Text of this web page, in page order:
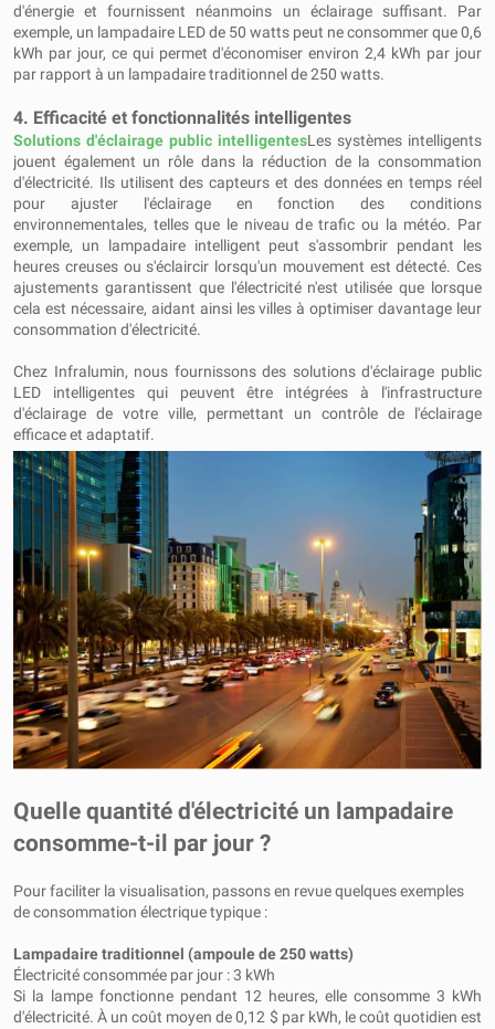
d'énergie et fournissent néanmoins un éclairage suffisant. Par
exemple, un lampadaire LED de 50 watts peut ne consommer que 0,6
kWh par jour, ce qui permet d'économiser environ 2,4 kWh par jour
par rapport à un lampadaire traditionnel de 250 watts.
4. Efficacité et fonctionnalités intelligentes
Solutions d'éclairage public intelligentesLes systèmes intelligents
jouent également un rôle dans la réduction de la consommation
d'électricité. Ils utilisent des capteurs et des données en temps réel
pour ajuster l'éclairage en fonction des conditions
environnementales, telles que le niveau de trafic ou la météo. Par
exemple, un lampadaire intelligent peut s'assombrir pendant les
heures creuses ou s'éclaircir lorsqu'un mouvement est détecté. Ces
ajustements garantissent que l'électricité n'est utilisée que lorsque
cela est nécessaire, aidant ainsi les villes à optimiser davantage leur
consommation d'électricité.
Chez Infralumin, nous fournissons des solutions d'éclairage public
LED intelligentes qui peuvent être intégrées à l'infrastructure
d'éclairage de votre ville, permettant un contrôle de l'éclairage
efficace et adaptatif.
Quelle quantité d'électricité un lampadaire
consomme-t-il par jour ?
Pour faciliter la visualisation, passons en revue quelques exemples
de consommation électrique typique :
Lampadaire traditionnel (ampoule de 250 watts)
Électricité consommée par jour : 3 kWh
Si la lampe fonctionne pendant 12 heures, elle consomme 3 kWh
d'électricité. À un coût moyen de 0,12 $ par kWh, le coût quotidien est